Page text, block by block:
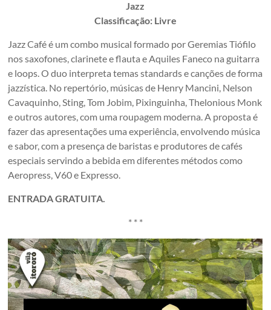
Jazz
Classificação: Livre
Jazz Café é um combo musical formado por Geremias Tiófilo
nos saxofones, clarinete e flauta e Aquiles Faneco na guitarra
e loops. O duo interpreta temas standards e canções de forma
jazzística. No repertório, músicas de Henry Mancini, Nelson
Cavaquinho, Sting, Tom Jobim, Pixinguinha, Thelonious Monk
e outros autores, com uma roupagem moderna. A proposta é
fazer das apresentações uma experiência, envolvendo música
e sabor, com a presença de baristas e produtores de cafés
especiais servindo a bebida em diferentes métodos como
Aeropress, V60 e Expresso.
ENTRADA GRATUITA.
* * *